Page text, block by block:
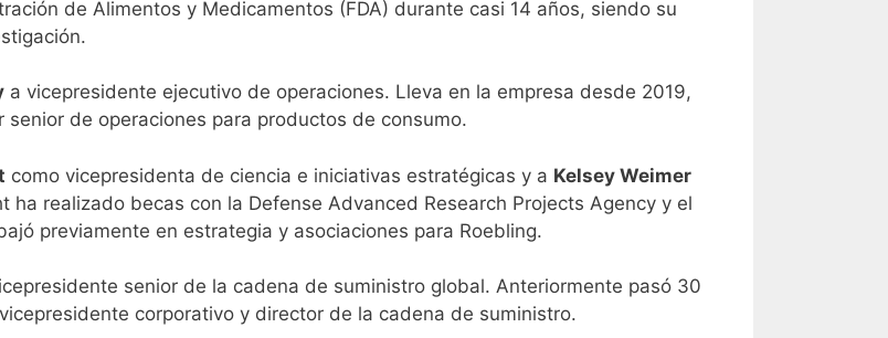
de Alimentos y Medicamentos (FDA) durante casi 14 años, siendo su
a vicepresidente ejecutivo de operaciones. Lleva en la empresa desde 2019,
de operaciones para productos de consumo.
como vicepresidenta de ciencia e iniciativas estratégicas y a Kelsey Weimer
realizado becas con la Defense Advanced Research Projects Agency y el
previamente en estrategia y asociaciones para Roebling.
senior de la cadena de suministro global. Anteriormente pasó 30
corporativo y director de la cadena de suministro.